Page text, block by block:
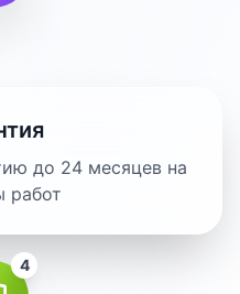
до 24 месяцев на
работ
4